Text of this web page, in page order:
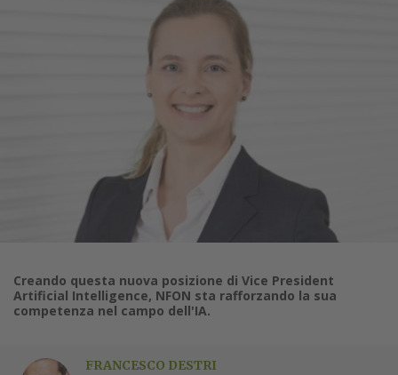
Creando questa nuova posizione di Vice President
Artificial Intelligence, NFON sta rafforzando la sua
competenza nel campo dell'IA.
FRANCESCO DESTRI